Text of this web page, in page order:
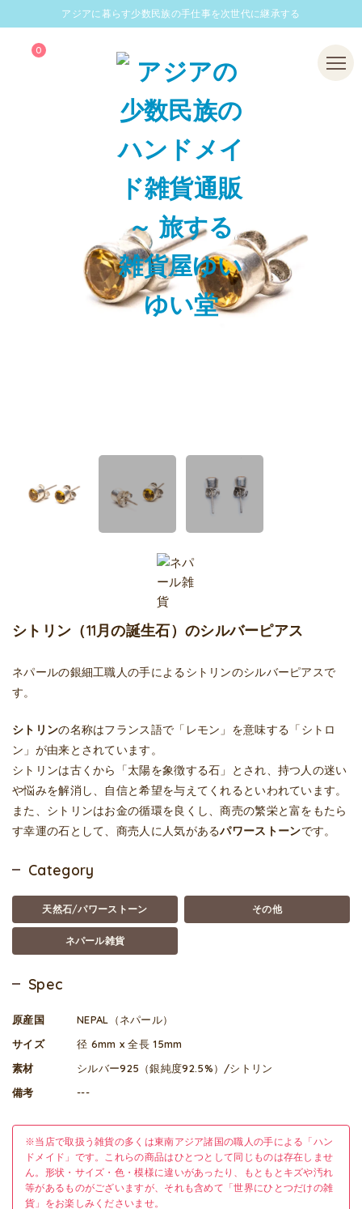
アジアに暮らす少数民族の手仕事を次世代に継承する
0 Menu
シトリン（11月の誕生石）のシルバーピアス
ネパールの銀細工職人の手によるシトリンのシルバーピアスで
す。
シトリンの名称はフランス語で「レモン」を意味する「シトロ
ン」が由来とされています。
シトリンは古くから「太陽を象徴する石」とされ、持つ人の迷い
や悩みを解消し、自信と希望を与えてくれるといわれています。
また、シトリンはお金の循環を良くし、商売の繁栄と富をもたら
す幸運の石として、商売人に人気があるパワーストーンです。
Category
天然石/パワーストーン その他
ネパール雑貨
Spec
原産国
NEPAL（ネパール）
サイズ
径 6mm x 全長 15mm
素材
シルバー925（銀純度92.5%）/シトリン
備考
---
※当店で取扱う雑貨の多くは東南アジア諸国の職人の手による「ハン
ドメイド」です。これらの商品はひとつとして同じものは存在しませ
ん。形状・サイズ・色・模様に違いがあったり、もともとキズや汚れ
等があるものがございますが、それも含めて「世界にひとつだけの雑
貨」をお楽しみくださいませ。